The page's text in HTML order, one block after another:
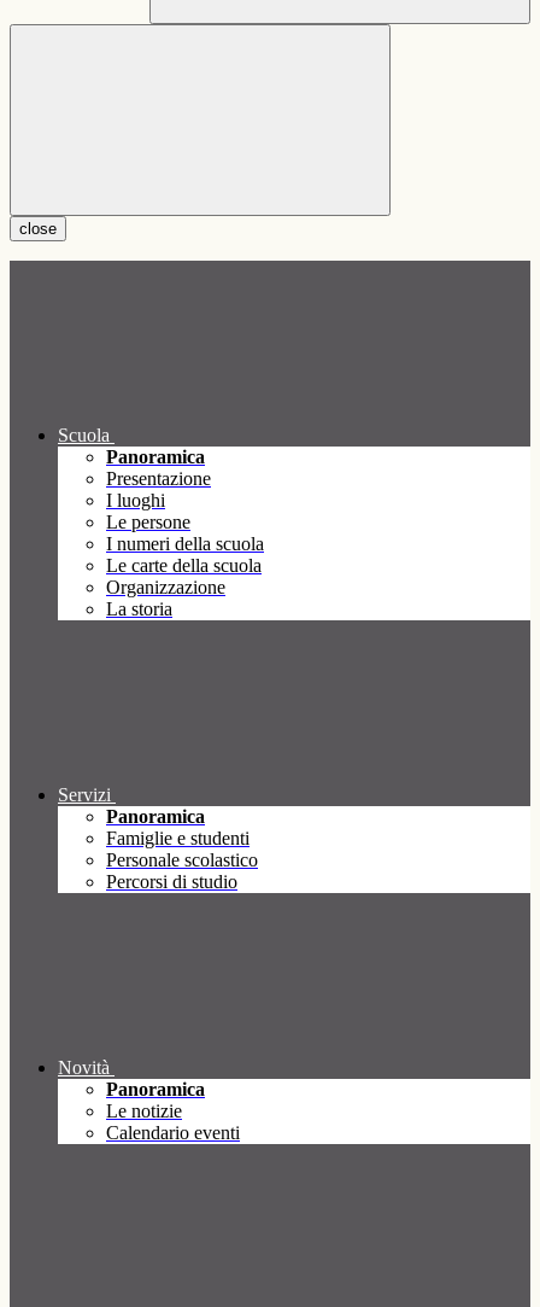
close
Scuola
Panoramica
Presentazione
I luoghi
Le persone
I numeri della scuola
Le carte della scuola
Organizzazione
La storia
Servizi
Panoramica
Famiglie e studenti
Personale scolastico
Percorsi di studio
Novità
Panoramica
Le notizie
Calendario eventi